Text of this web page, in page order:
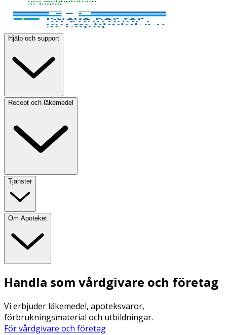
Hjälp och support
Recept och läkemedel
Tjänster
Om Apoteket
Handla som vårdgivare och företag
Vi erbjuder läkemedel, apoteksvaror,
förbrukningsmaterial och utbildningar.
För vårdgivare och företag